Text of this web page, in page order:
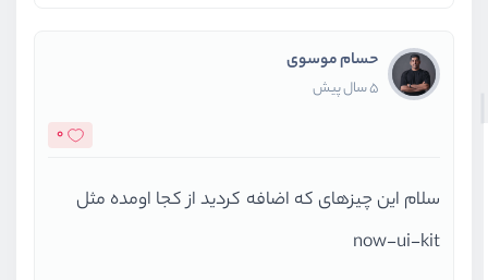
حسام موسوی
5 سال پیش
0
سلام این چیزهای که اضافه کردید از کجا اومده مثل
now-ui-kit